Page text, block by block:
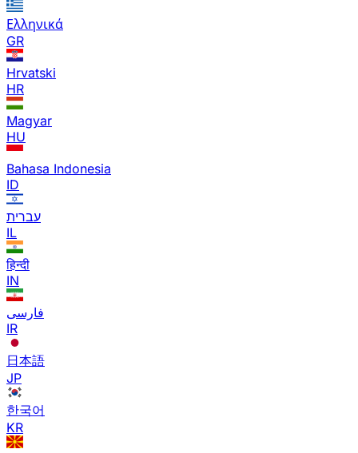
Ελληνικά
GR
Hrvatski
HR
Magyar
HU
Bahasa Indonesia
ID
עברית
IL
हिन्दी
IN
فارسی
IR
日本語
JP
한국어
KR